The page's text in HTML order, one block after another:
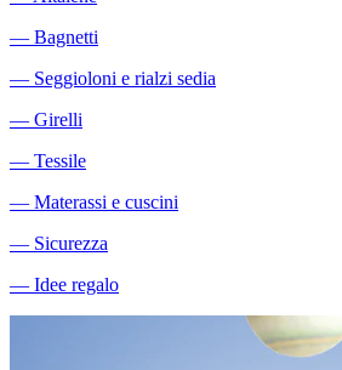
― Bagnetti
― Seggioloni e rialzi sedia
― Girelli
― Tessile
― Materassi e cuscini
― Sicurezza
― Idee regalo